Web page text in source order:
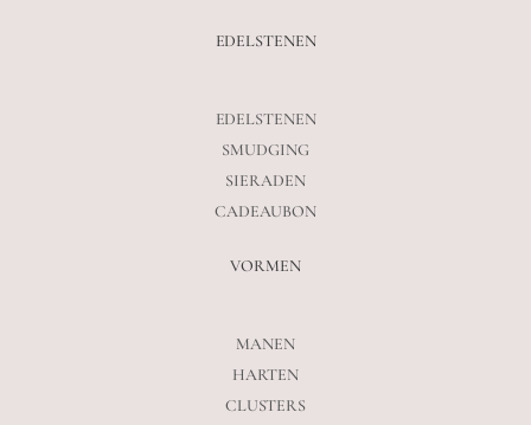
EDELSTENEN
EDELSTENEN
SMUDGING
SIERADEN
CADEAUBON
VORMEN
MANEN
HARTEN
CLUSTERS